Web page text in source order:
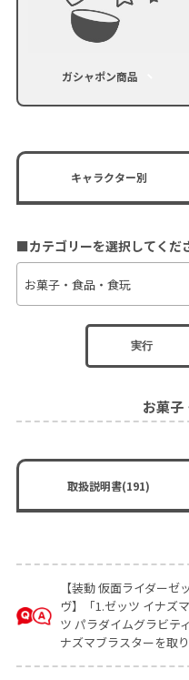
ガシャポン商品
キャラクター別
■カテゴリーを選択してくだ
お菓子・食品・食玩
実行
お菓子
取扱説明書(191)
【装動 仮面ライダー
ヴ】「1.ゼッツ イナズ
ツ パラダイムグラビテ
ナズマブラスターを取